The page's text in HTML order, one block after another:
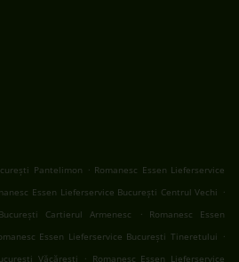
Pantelimon . Romanesc Essen Lieferservice
Essen Lieferservice București Centrul Vechi .
Cartierul Armenesc
.
Romanesc Essen
Essen Lieferservice București Tineretului .
Văcărești
. Romanesc Essen Lieferservice